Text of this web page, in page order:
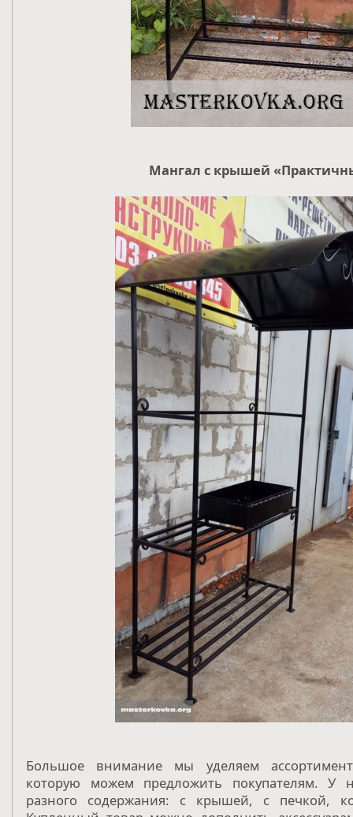
Мангал с крышей
Большое внимание мы уделяем
которую можем предложить покупателям. У
разного содержания: с крышей, с печкой,